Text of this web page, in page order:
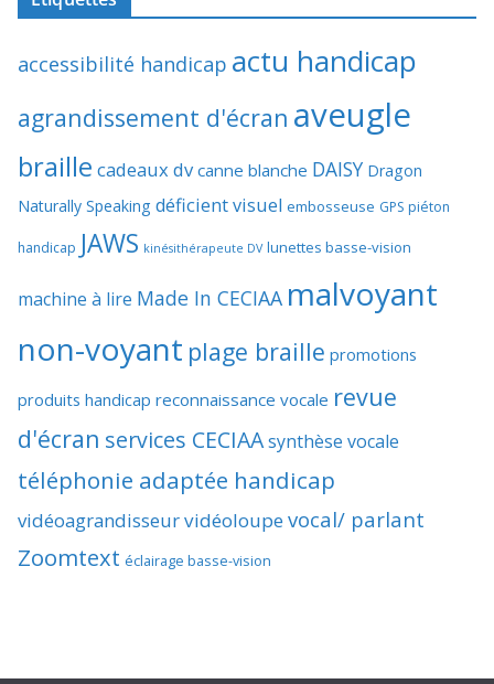
accessibilité handicap actu handicap
agrandissement d'écran aveugle
braille cadeaux dv canne blanche DAISY Dragon
Naturally Speaking déficient visuel embosseuse GPS piéton
handicap JAWS kinésithérapeute DV lunettes basse-vision
machine à lire Made In CECIAA malvoyant
non-voyant plage braille promotions
produits handicap reconnaissance vocale revue
d'écran services CECIAAsynthèse vocale
téléphonie adaptée handicap
vidéoagrandisseurvidéoloupevocal/ parlant
Zoomtext éclairage basse-vision